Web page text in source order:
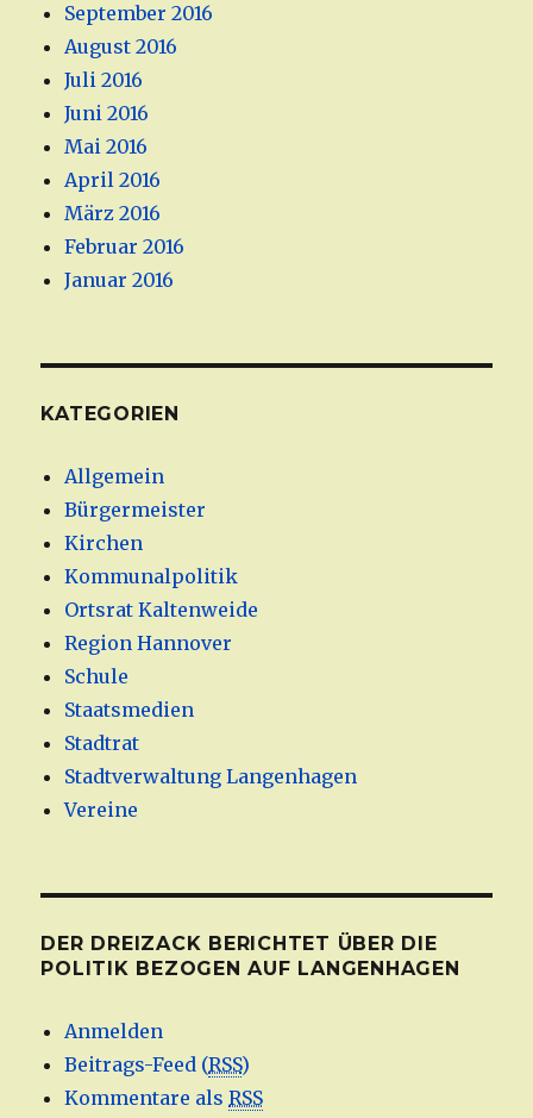
September 2016
August 2016
Juli 2016
Juni 2016
Mai 2016
April 2016
März 2016
Februar 2016
Januar 2016
KATEGORIEN
Allgemein
Bürgermeister
Kirchen
Kommunalpolitik
Ortsrat Kaltenweide
Region Hannover
Schule
Staatsmedien
Stadtrat
Stadtverwaltung Langenhagen
Vereine
DER DREIZACK BERICHTET ÜBER DIE
POLITIK BEZOGEN AUF LANGENHAGEN
Anmelden
Beitrags-Feed (RSS)
Kommentare alsRSS